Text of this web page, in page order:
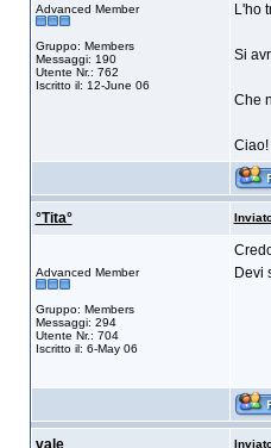
Advanced Member
Gruppo: Members
Messaggi: 190
Utente Nr.: 762
Iscritto il: 12-June 06
L'ho
Si
Che
Ciao!
°Tita°
Advanced Member
Gruppo: Members
Messaggi: 294
Utente Nr.: 704
Iscritto il: 6-May 06
Devi
vale